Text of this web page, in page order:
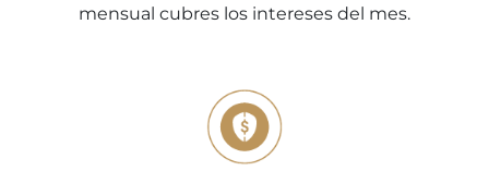
mensual cubres los intereses del mes.